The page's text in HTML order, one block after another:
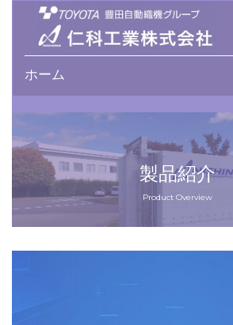
ホーム
製品紹介
Product Overview